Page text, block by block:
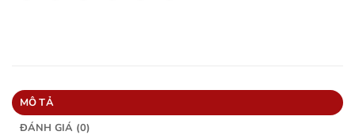
MÔ TẢ
ĐÁNH GIÁ (0)